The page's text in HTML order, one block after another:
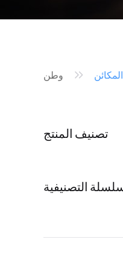
وطن المكائن
تصنيف المنتج